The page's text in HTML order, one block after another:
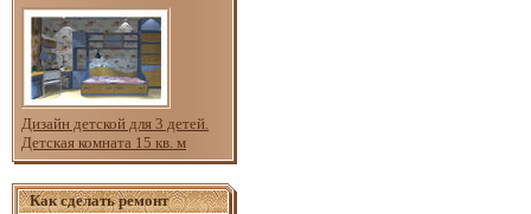
Дизайн детской для 3 детей.
Детская комната 15 кв. м
Как сделать ремонт